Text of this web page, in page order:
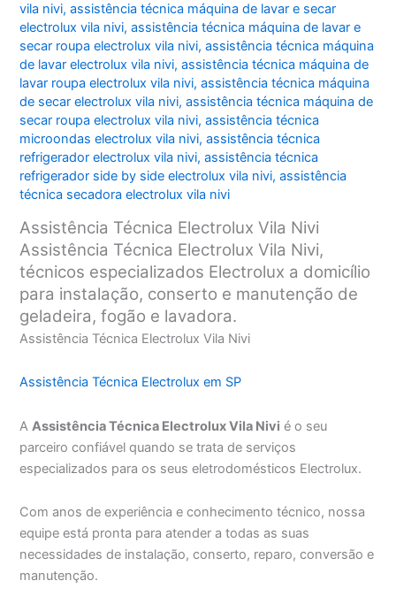
vila nivi,assistência técnica máquina de lavar e secar
electrolux vila nivi,assistência técnica máquina de lavar e
secar roupa electrolux vila nivi,assistência técnica máquina
de lavar electrolux vila nivi,assistência técnica máquina de
lavar roupa electrolux vila nivi,assistência técnica máquina
de secar electrolux vila nivi,assistência técnica máquina de
secar roupa electrolux vila nivi,assistência técnica
microondas electrolux vila nivi,assistência técnica
refrigerador electrolux vila nivi,assistência técnica
refrigerador side by side electrolux vila nivi,assistência
técnica secadora electrolux vila nivi
Assistência Técnica Electrolux Vila Nivi
Assistência Técnica Electrolux Vila Nivi,
técnicos especializados Electrolux a domicílio
para instalação, conserto e manutenção de
geladeira, fogão e lavadora.
Assistência Técnica Electrolux Vila Nivi
Assistência Técnica Electrolux em SP
AAssistência Técnica Electrolux Vila Nivi é o seu
parceiro confiável quando se trata de serviços
especializados para os seus eletrodomésticos Electrolux.
Com anos de experiência e conhecimento técnico, nossa
equipe está pronta para atender a todas as suas
necessidades de instalação, conserto, reparo, conversão e
manutenção.